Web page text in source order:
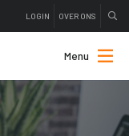
LOGIN OVER ONS
Menu